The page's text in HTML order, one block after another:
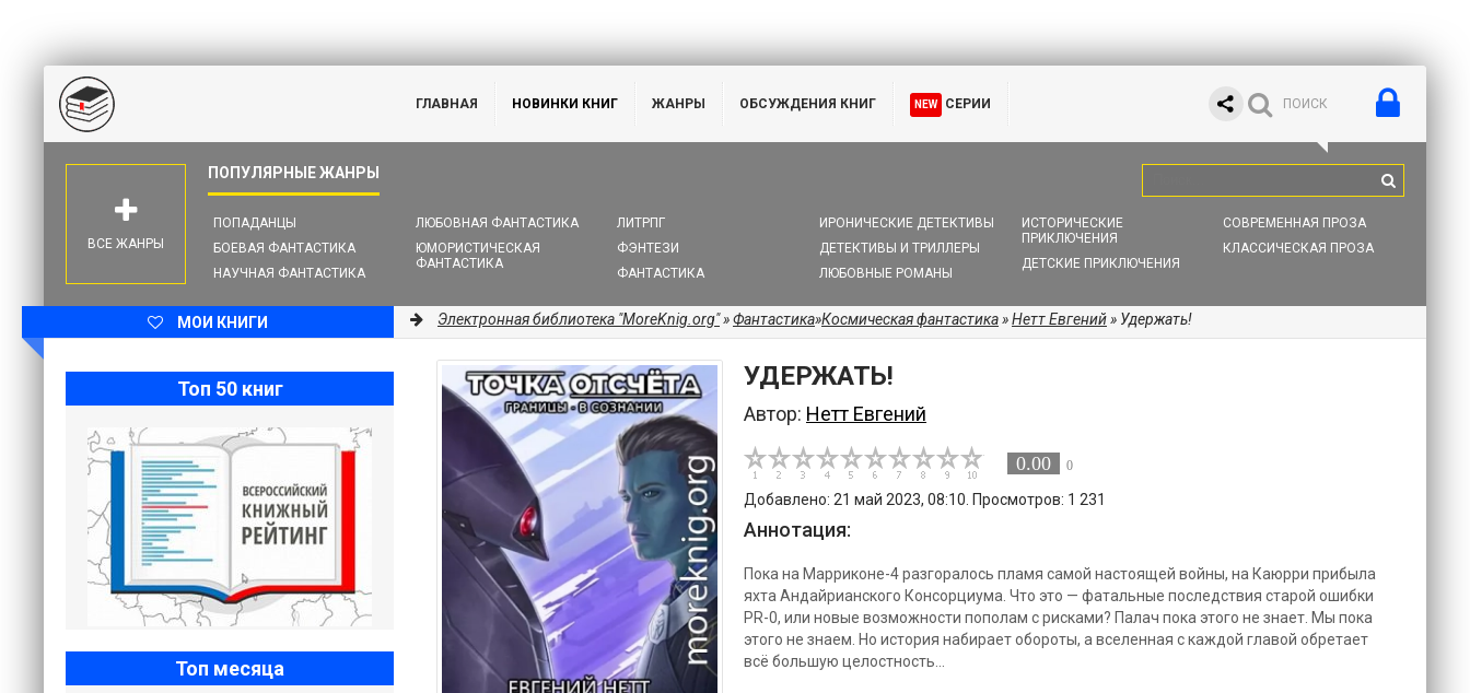
ГЛАВНАЯ НОВИНКИ КНИГ ЖАНРЫ ОБСУЖДЕНИЯ КНИГ NEW СЕРИИ
ПОПАДАНЦЫ
БОЕВАЯ ФАНТАСТИКА
НАУЧНАЯ ФАНТАСТИКА
ЛЮБОВНАЯ ФАНТАСТИКА
ЮМОРИСТИЧЕСКАЯ
ФАНТАСТИКА
ЛИТРПГ
ФЭНТЕЗИ
ФАНТАСТИКА
ИРОНИЧЕСКИЕ ДЕТЕКТИВЫ
ДЕТЕКТИВЫ И ТРИЛЛЕРЫ
ЛЮБОВНЫЕ РОМАНЫ
ИСТОРИЧЕСКИЕ
ПРИКЛЮЧЕНИЯ
ДЕТСКИЕ ПРИКЛЮЧЕНИЯ
СОВРЕМЕННАЯ ПРОЗА
КЛАССИЧЕСКАЯ ПРОЗА
ВСЕ ЖАНРЫ
МОИ КНИГИ Электронная библиотека "MoreKnig.org"»Фантастика»Космическая фантастика»Нетт Евгений» Удержать!
УДЕРЖАТЬ!
Автор: Нетт Евгений
0.00 0
Добавлено: 21 май 2023, 08:10. Просмотров: 1 231
Аннотация:
Пока на Марриконе-4 разгоралось пламя самой настоящей войны, на Каюрри прибыла
яхта Андайрианского Консорциума. Что это — фатальные последствия старой ошибки
PR-0, или новые возможности пополам с рисками? Палач пока этого не знает. Мы пока
этого не знаем. Но история набирает обороты, а вселенная с каждой главой обретает
всё большую целостность...
Топ 50 книг
Топ месяца